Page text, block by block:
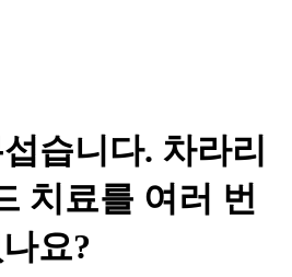
습니다. 차라리
치료를 여러 번
요?